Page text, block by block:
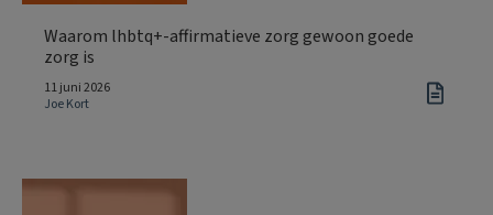
Waarom lhbtq+-affirmatieve zorg gewoon goede
zorg is
11 juni 2026
Joe Kort